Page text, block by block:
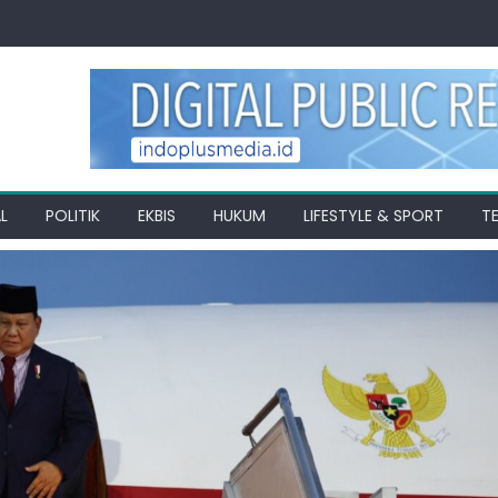
POLITIK EKBIS HUKUM LIFESTYLE & SPORT